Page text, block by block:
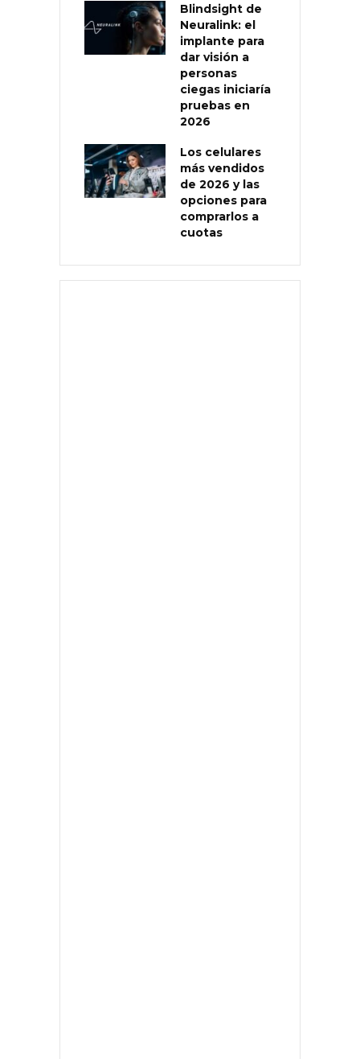
Blindsight de
Neuralink: el
implante para
dar visión a
personas
ciegas iniciaría
pruebas en
2026
Los celulares
más vendidos
de 2026 y las
opciones para
comprarlos a
cuotas